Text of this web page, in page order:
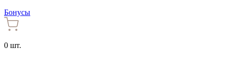
Бонусы
0 шт.